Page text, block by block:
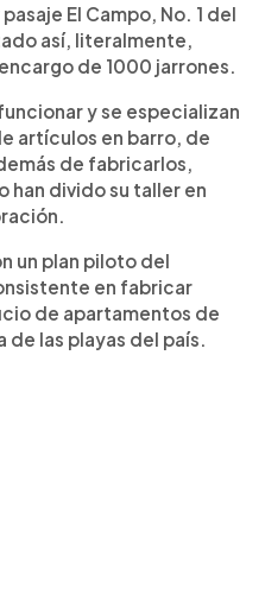
El Campo, No. 1 del
así, literalmente,
de 1000 jarrones.
y se especializan
artículos en barro, de
de fabricarlos,
han divido su taller en
un plan piloto del
en fabricar
de apartamentos de
las playas del país.